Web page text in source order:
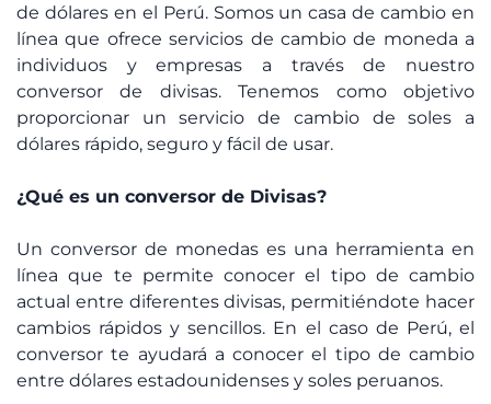
de dólares en el Perú. Somos un casa de cambio en
línea que ofrece servicios de cambio de moneda a
individuos y empresas a través de nuestro
conversor de divisas. Tenemos como objetivo
proporcionar un servicio de cambio de soles a
dólares rápido, seguro y fácil de usar.
¿Qué es un conversor de Divisas?
Un conversor de monedas es una herramienta en
línea que te permite conocer el tipo de cambio
actual entre diferentes divisas, permitiéndote hacer
cambios rápidos y sencillos. En el caso de Perú, el
conversor te ayudará a conocer el tipo de cambio
entre dólares estadounidenses y soles peruanos.